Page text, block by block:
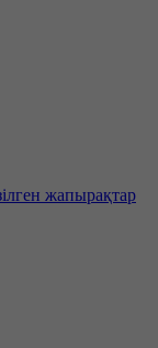
жапырақтар